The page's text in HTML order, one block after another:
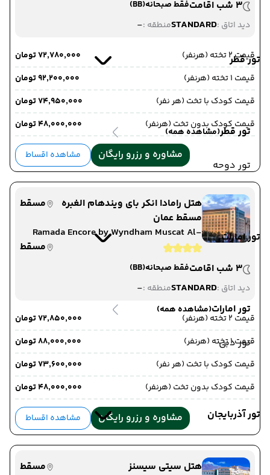
تور قطر
تور قطر(مشاهده همه)
تور دوحه
تور امارات
تور امارات(مشاهده همه)
تور دبی
تور آذربایجان
3 شب اقامت فقط صبحانه(BB)
دید اتاق :STANDARDمنطقه :-
قیمت 2 تخته (هرنفر)
۷۲٬۷۸۰٬۰۰۰ تومان
قیمت 1 تخته (هرنفر)
۹۲٬۲۰۰٬۰۰۰ تومان
قیمت کودک با تخت (هر نفر)
۷۴٬۹۵۰٬۰۰۰ تومان
قیمت کودک بدون تخت (هرنفر)
۴۸٬۰۰۰٬۰۰۰ تومان
مشاوره و رزرو رایگان مشاهده اقساط
هتل رامادا انکر بای ویندهام الغبره
مسقط عمان
مسقط
Ramada Encore by Wyndham Muscat Al-
Ghubra
مسقط
3 شب اقامت
فقط صبحانه(BB)
دید اتاق :STANDARDمنطقه :-
قیمت 2 تخته (هرنفر)
۷۲٬۸۵۰٬۰۰۰ تومان
قیمت 1 تخته (هرنفر)
۸۸٬۰۰۰٬۰۰۰ تومان
قیمت کودک با تخت (هر نفر)
۷۳٬۶۰۰٬۰۰۰ تومان
قیمت کودک بدون تخت (هرنفر)
۴۸٬۰۰۰٬۰۰۰ تومان
مشاوره و رزرو رایگان مشاهده اقساط
هتل سیتی سیسنز
مسقط